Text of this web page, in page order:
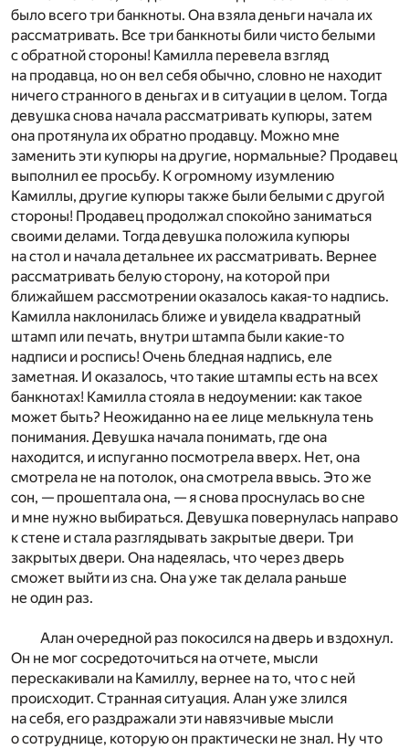
было всего три банкноты. Она взяла деньги начала их
рассматривать. Все три банкноты били чисто белыми
с обратной стороны! Камилла перевела взгляд
на продавца, но он вел себя обычно, словно не находит
ничего странного в деньгах и в ситуации в целом. Тогда
девушка снова начала рассматривать купюры, затем
она протянула их обратно продавцу. Можно мне
заменить эти купюры на другие, нормальные? Продавец
выполнил ее просьбу. К огромному изумлению
Камиллы, другие купюры также были белыми с другой
стороны! Продавец продолжал спокойно заниматься
своими делами. Тогда девушка положила купюры
на стол и начала детальнее их рассматривать. Вернее
рассматривать белую сторону, на которой при
ближайшем рассмотрении оказалось какая-то надпись.
Камилла наклонилась ближе и увидела квадратный
штамп или печать, внутри штампа были какие-то
надписи и роспись! Очень бледная надпись, еле
заметная. И оказалось, что такие штампы есть на всех
банкнотах! Камилла стояла в недоумении: как такое
может быть? Неожиданно на ее лице мелькнула тень
понимания. Девушка начала понимать, где она
находится, и испуганно посмотрела вверх. Нет, она
смотрела не на потолок, она смотрела ввысь. Это же
сон, — прошептала она, — я снова проснулась во сне
и мне нужно выбираться. Девушка повернулась направо
к стене и стала разглядывать закрытые двери. Три
закрытых двери. Она надеялась, что через дверь
сможет выйти из сна. Она уже так делала раньше
не один раз.
Алан очередной раз покосился на дверь и вздохнул.
Он не мог сосредоточиться на отчете, мысли
перескакивали на Камиллу, вернее на то, что с ней
происходит. Странная ситуация. Алан уже злился
на себя, его раздражали эти навязчивые мысли
о сотруднице, которую он практически не знал. Ну что